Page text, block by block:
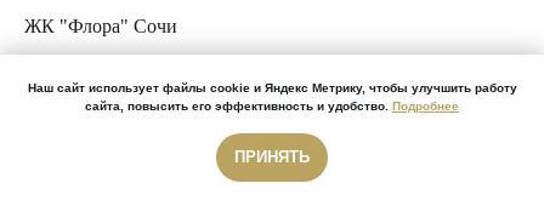
ЖК "Флора" Сочи
Звонок бесплатный
Наш сайт использует файлы cookie и Яндекс Метрику, чтобы улучшить работу
сайта, повысить его эффективность и удобство. Подробнее
ПРИНЯТЬ